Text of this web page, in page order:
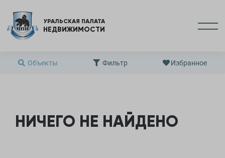
УРАЛЬСКАЯ ПАЛАТА
НЕДВИЖИМОСТИ
Объекты Фильтр Избранное
НИЧЕГО НЕ НАЙДЕНО